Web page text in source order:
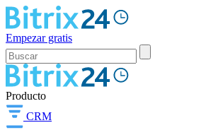
Empezar gratis
Producto
CRM